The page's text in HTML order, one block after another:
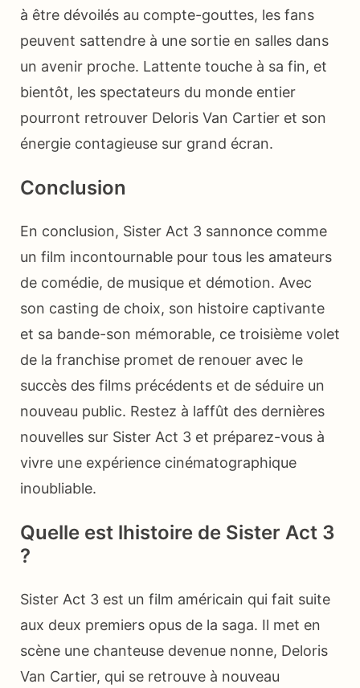
à être dévoilés au compte-gouttes, les fans
peuvent sattendre à une sortie en salles dans
un avenir proche. Lattente touche à sa fin, et
bientôt, les spectateurs du monde entier
pourront retrouver Deloris Van Cartier et son
énergie contagieuse sur grand écran.
Conclusion
En conclusion, Sister Act 3 sannonce comme
un film incontournable pour tous les amateurs
de comédie, de musique et démotion. Avec
son casting de choix, son histoire captivante
et sa bande-son mémorable, ce troisième volet
de la franchise promet de renouer avec le
succès des films précédents et de séduire un
nouveau public. Restez à laffût des dernières
nouvelles sur Sister Act 3 et préparez-vous à
vivre une expérience cinématographique
inoubliable.
Quelle est lhistoire de Sister Act 3
?
Sister Act 3 est un film américain qui fait suite
aux deux premiers opus de la saga. Il met en
scène une chanteuse devenue nonne, Deloris
Van Cartier, qui se retrouve à nouveau